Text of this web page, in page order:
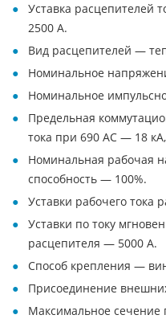
Уставка расцепителей
2500 А.
Вид расцепителей —
Номинальное
Номинальное
Предельная
тока при 690 AC — 18
Номинальная рабочая
способность — 100%.
Уставки рабочего тока
Уставки по току
расцепителя — 5000 А.
Способ крепления —
Присоединение
Максимальное